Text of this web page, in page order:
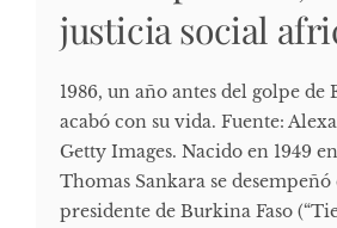
justicia social
1986, un año antes del golpe de
acabó con su vida. Fuente:
Getty Images. Nacido en 1949
Thomas Sankara se
presidente de Burkina Faso